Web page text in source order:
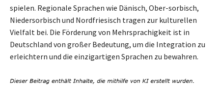
spielen. Regionale Sprachen wie Dänisch, Ober-sorbisch,
Niedersorbisch und Nordfriesisch tragen zur kulturellen
Vielfalt bei. Die Förderung von Mehrsprachigkeit ist in
Deutschland von großer Bedeutung, um die Integration zu
erleichtern und die einzigartigen Sprachen zu bewahren.